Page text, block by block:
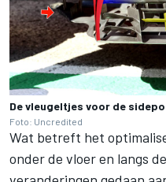
De vleugeltjes voor de
Foto: Uncredited
Wat betreft het
onder de vloer en langs